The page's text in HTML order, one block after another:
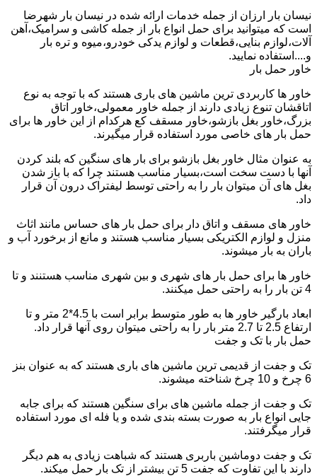
نیسان بار ارزان از جمله خدمات ارائه شده در نیسان بار شهرضا
است که میتوانید برای حمل انواع بار از جمله کاشی و سرامیک،آهن
آلات،لوازم بنایی،قطعات و لوازم یدکی خودرو،میوه و تره بار
و....استفاده نمایید.
خاور حمل بار
خاور ها کاربردی ترین ماشین های باری هستند که با توجه به نوع
اتاقشان تنوع زیادی دارند از جمله خاور معمولی،خاور اتاق
بزرگ،خاور بغل بازشو،خاور مسقف کع هرکدام از این خاور ها برای
حمل بار های خاصی مورد استفاده قرار میگیرند.
به عنوان مثال خاور بغل بازشو برای بار های سنگین که بلند کردن
آنها با دست سخت است،بسیار مناسب هستند چرا که با باز شدن
بغل های آن میتوان بار را به راحتی توسط لیفتراک درون آن قرار
داد.
خاور های مسقف و اتاق دار برای حمل بار های حساس مانند اثاث
منزل و لوازم الکتریکی بسیار مناسب هستند و مانع از برخورد آب و
باران به بار میشوند.
خاور ها برای حمل بار های شهری و بین شهری مناسب هستنند و تا
4 تن بار را به راحتی حمل میکنند.
ابعاد بارگیر خاور ها به طور متوسط برابر است با 4.5*2 متر و تا
ارتفاع 2.5 تا 2.7 متر بار را به راحتی میتوان روی آنها قرار داد.
حمل بار با تک و جفت
تک و جفت از قدیمی ترین ماشین های باری هستند که به عنوان بنز
6 چرخ و 10 چرخ شناخته میشوند.
تک و جفت از جمله ماشین های برای سنگین هستند که برای جابه
جایی انواع بار به صورت بسته بندی شده و یا فله ای مورد استفاده
قرار میگرفتند.
تک و جفت دوماشین باربری هستند که شباهت زیادی به هم دیگر
دارند با این تفاوت که جفت 5 تن بیشتر از تک بار حمل میکند.